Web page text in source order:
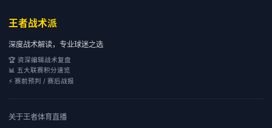
王者战术派
深度战术解读，专业球迷之选
🏆 资深编辑战术复盘
📊 五大联赛积分速览
⚡ 赛前预判 / 赛后战报
关于王者体育直播